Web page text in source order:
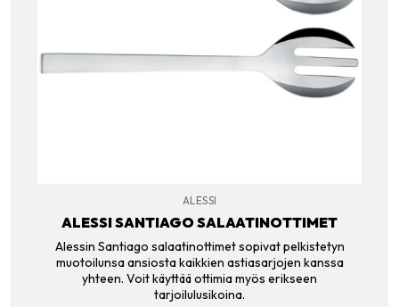
ALESSI
ALESSI SANTIAGO SALAATINOTTIMET
Alessin Santiago salaatinottimet sopivat pelkistetyn
muotoilunsa ansiosta kaikkien astiasarjojen kanssa
yhteen. Voit käyttää ottimia myös erikseen
tarjoilulusikoina.